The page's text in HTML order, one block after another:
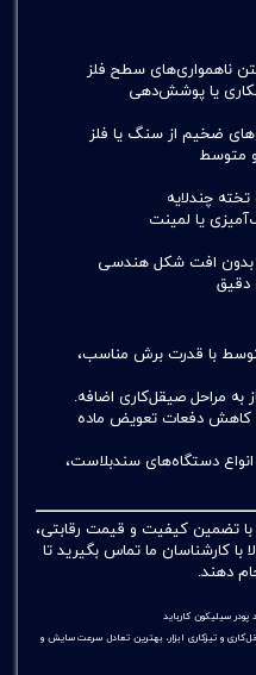
ناهمواری‌های سطح فلز
یا پوشش‌دهی
ضخیم از سنگ یا فلز
و متوسط
چندلایه
یا لمینت
بدون افت شکل هندسی
دقیق
با قدرت برش مناسب،
به مراحل صیقل‌کاری اضافه.
و کاهش دفعات تعویض ماده
انواع دستگاه‌های سندبلاست،
با تضمین کیفیت و قیمت رقابتی،
با کارشناسان ما تماس بگیرید تا
دهند.
99.32٪ برای سنگ‌زنی، صیقل‌کاری و تیزکاری ابزار، بهترین تعادل سرعت سایش و